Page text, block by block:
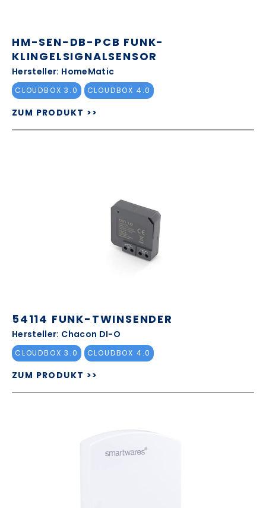
HM-SEN-DB-PCB FUNK-
KLINGELSIGNALSENSOR
Hersteller: HomeMatic
CLOUDBOX 3.0 CLOUDBOX 4.0
ZUM PRODUKT >>
54114 FUNK-TWINSENDER
Hersteller: Chacon DI-O
CLOUDBOX 3.0 CLOUDBOX 4.0
ZUM PRODUKT >>